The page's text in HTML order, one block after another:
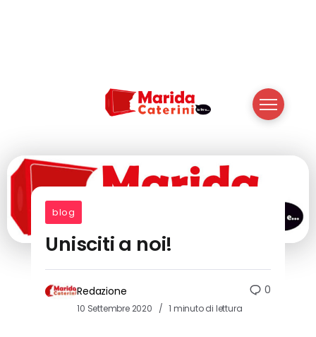
blog
Unisciti a noi!
Redazione
10 Settembre 2020 1 minuto di lettura
0